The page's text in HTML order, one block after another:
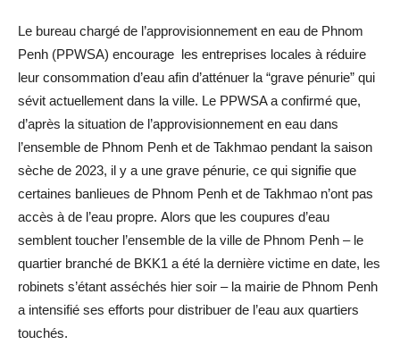
Le bureau chargé de l’approvisionnement en eau de Phnom
Penh (PPWSA) encourage les entreprises locales à réduire
leur consommation d’eau afin d’atténuer la “grave pénurie” qui
sévit actuellement dans la ville. Le PPWSA a confirmé que,
d’après la situation de l’approvisionnement en eau dans
l’ensemble de Phnom Penh et de Takhmao pendant la saison
sèche de 2023, il y a une grave pénurie, ce qui signifie que
certaines banlieues de Phnom Penh et de Takhmao n’ont pas
accès à de l’eau propre. Alors que les coupures d’eau
semblent toucher l’ensemble de la ville de Phnom Penh – le
quartier branché de BKK1 a été la dernière victime en date, les
robinets s’étant asséchés hier soir – la mairie de Phnom Penh
a intensifié ses efforts pour distribuer de l’eau aux quartiers
touchés.